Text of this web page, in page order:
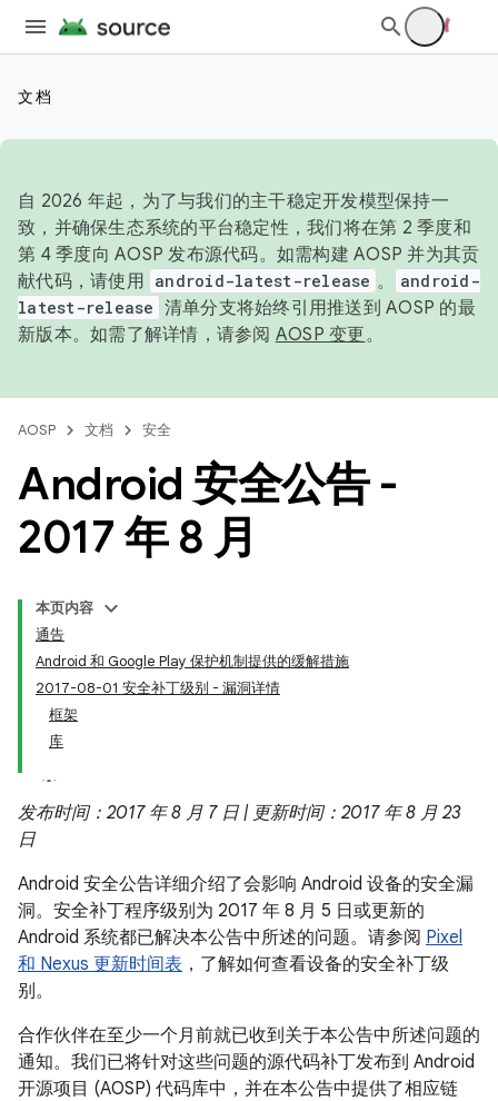
文档
自 2026 年起，为了与我们的主干稳定开发模型保持一
致，并确保生态系统的平台稳定性，我们将在第 2 季度和
第 4 季度向 AOSP 发布源代码。如需构建 AOSP 并为其贡
献代码，请使用 android-latest-release 。
android-
latest-release 清单分支将始终引用推送到 AOSP 的最
新版本。如需了解详情，请参阅 AOSP 变更。
AOSP 文档 安全
Android 安全公告 -
2017 年 8 月
本页内容
通告
Android 和 Google Play 保护机制提供的缓解措施
2017-08-01 安全补丁级别 - 漏洞详情
框架
库
发布时间：2017 年 8 月 7 日 | 更新时间：2017 年 8 月 23
日
Android 安全公告详细介绍了会影响 Android 设备的安全漏
洞。安全补丁程序级别为 2017 年 8 月 5 日或更新的
Android 系统都已解决本公告中所述的问题。请参阅 Pixel
和 Nexus 更新时间表 ，了解如何查看设备的安全补丁级
别。
合作伙伴在至少一个月前就已收到关于本公告中所述问题的
通知。我们已将针对这些问题的源代码补丁发布到 Android
开源项目 (AOSP) 代码库中，并在本公告中提供了相应链